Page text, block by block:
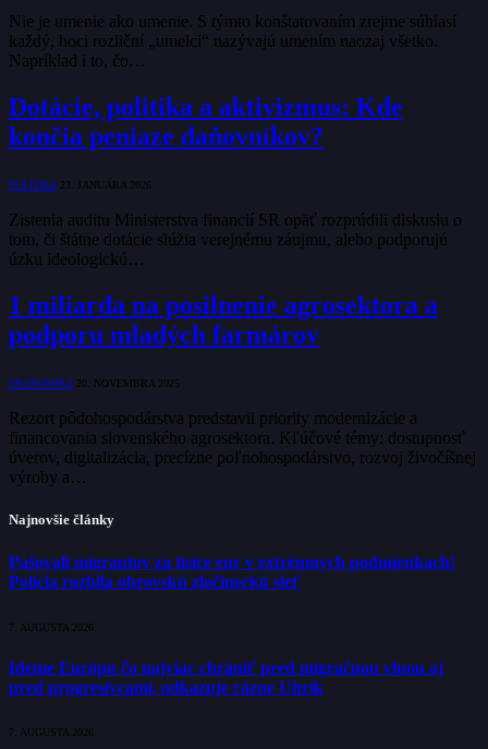
Nie je umenie ako umenie. S týmto konštatovaním zrejme súhlasí
každý, hoci rozliční „umelci“ nazývajú umením naozaj všetko.
Napríklad i to, čo…
Dotácie, politika a aktivizmus: Kde
končia peniaze daňovníkov?
POLITIKA 23. JANUÁRA 2026
Zistenia auditu Ministerstva financií SR opäť rozprúdili diskusiu o
tom, či štátne dotácie slúžia verejnému záujmu, alebo podporujú
úzku ideologickú…
1 miliarda na posilnenie agrosektora a
podporu mladých farmárov
EKONOMIKA 20. NOVEMBRA 2025
Rezort pôdohospodárstva predstavil priority modernizácie a
financovania slovenského agrosektora. Kľúčové témy: dostupnosť
úverov, digitalizácia, precízne poľnohospodárstvo, rozvoj živočíšnej
výroby a…
Najnovšie články
Pašovali migrantov za tisíce eur v extrémnych podmienkach!
Polícia rozbila obrovskú zločineckú sieť
7. AUGUSTA 2026
Ideme Európu čo najviac chrániť pred migračnou vlnou aj
pred progresívcami, odkazuje rázne Uhrík
7. AUGUSTA 2026